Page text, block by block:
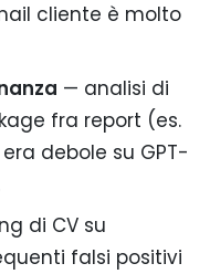
cliente è molto
— analisi di
fra report (es.
debole su GPT-
di CV su
falsi positivi